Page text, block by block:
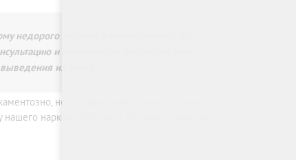
недорого по цене и круглосуточно. Вы
и возможность вызова на дом
из запоя.
необходима капельница, на дому в
наркологического реабилитационного